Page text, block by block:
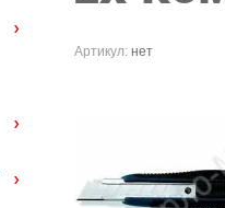
Артикул: нет